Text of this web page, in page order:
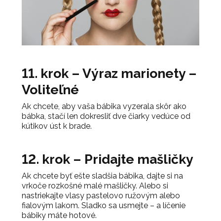
11. krok – Výraz marionety –
Voliteľné
Ak chcete, aby vaša bábika vyzerala skôr ako
bábka, stačí len dokresliť dve čiarky vedúce od
kútikov úst k brade.
12. krok – Pridajte mašličky
Ak chcete byť ešte sladšia bábika, dajte si na
vrkoče rozkošné malé mašličky. Alebo si
nastriekajte vlasy pastelovo ružovým alebo
fialovým lakom. Sladko sa usmejte – a líčenie
bábiky máte hotové.